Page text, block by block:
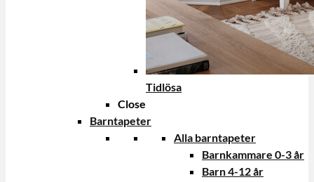
Tidlösa
Close
Barntapeter
Alla barntapeter
Barnkammare 0-3 år
Barn 4-12 år